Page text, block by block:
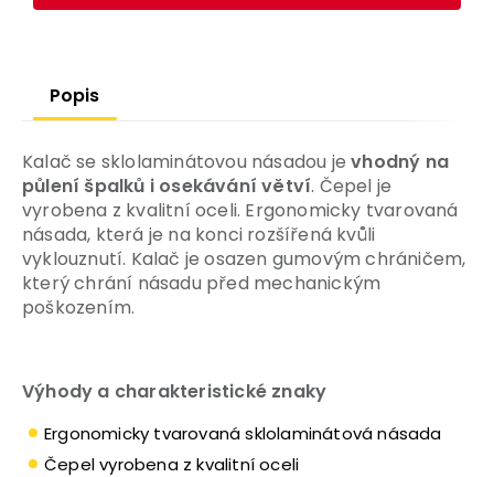
Popis
Kalač se sklolaminátovou násadou jevhodný na
půlení špalků i osekávání větví. Čepel je
vyrobena z kvalitní oceli. Ergonomicky tvarovaná
násada, která je na konci rozšířená kvůli
vyklouznutí. Kalač je osazen gumovým chráničem,
který chrání násadu před mechanickým
poškozením.
Výhody a charakteristické znaky
Ergonomicky tvarovaná sklolaminátová násada
Čepel vyrobena z kvalitní oceli